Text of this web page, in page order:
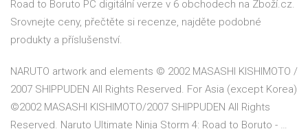
Road to Boruto PC digitální verze v 6 obchodech na Zboží.cz.
Srovnejte ceny, přečtěte si recenze, najděte podobné
produkty a příslušenství.
NARUTO artwork and elements © 2002 MASASHI KISHIMOTO /
2007 SHIPPUDEN All Rights Reserved. For Asia (except Korea)
©2002 MASASHI KISHIMOTO/2007 SHIPPUDEN All Rights
Reserved. Naruto Ultimate Ninja Storm 4: Road to Boruto - …